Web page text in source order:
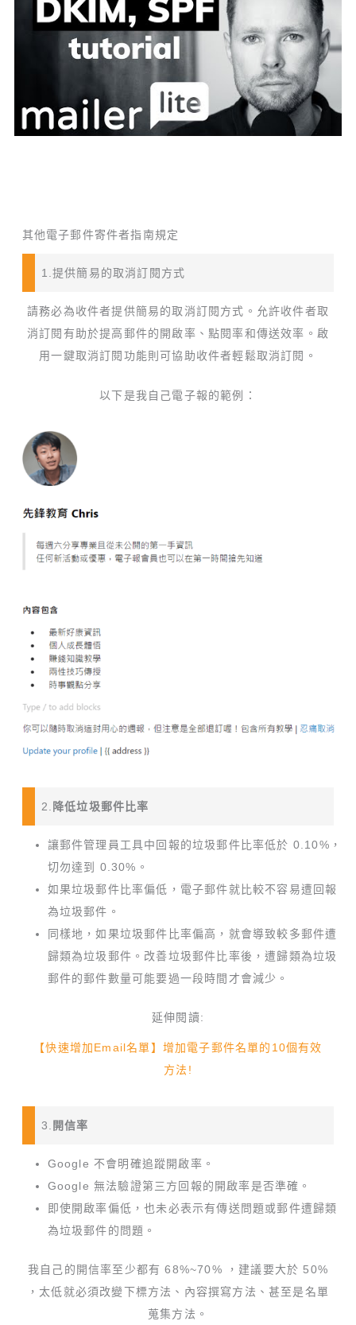
其他電子郵件寄件者指南規定
1.提供簡易的取消訂閱方式
請務必為收件者提供簡易的取消訂閱方式。允許收件者取
消訂閱有助於提高郵件的開啟率、點閱率和傳送效率。啟
用一鍵取消訂閱功能則可協助收件者輕鬆取消訂閱。
以下是我自己電子報的範例：
2. 降低垃圾郵件比率
讓郵件管理員工具中回報的垃圾郵件比率低於 0.10%，
切勿達到 0.30%。
如果垃圾郵件比率偏低，電子郵件就比較不容易遭回報
為垃圾郵件。
同樣地，如果垃圾郵件比率偏高，就會導致較多郵件遭
歸類為垃圾郵件。改善垃圾郵件比率後，遭歸類為垃圾
郵件的郵件數量可能要過一段時間才會減少。
延伸閱讀:
【快速增加Email名單】增加電子郵件名單的10個有效
方法!
3. 開信率
Google 不會明確追蹤開啟率。
Google 無法驗證第三方回報的開啟率是否準確。
即使開啟率偏低，也未必表示有傳送問題或郵件遭歸類
為垃圾郵件的問題。
我自己的開信率至少都有 68%~70% ，建議要大於 50%
，太低就必須改變下標方法、內容撰寫方法、甚至是名單
蒐集方法。